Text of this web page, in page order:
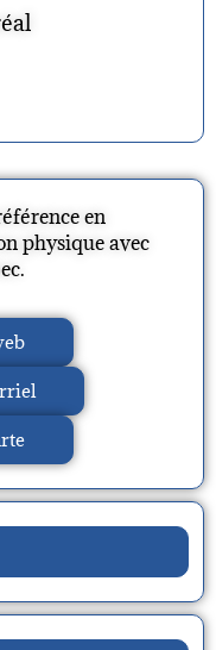
en
physique avec